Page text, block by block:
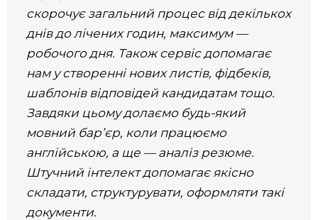
скорочує загальний процес від декількох
днів до лічених годин, максимум —
робочого дня. Також сервіс допомагає
нам у створенні нових листів, фідбеків,
шаблонів відповідей кандидатам тощо.
Завдяки цьому долаємо будь-який
мовний бар’єр, коли працюємо
англійською, а ще — аналіз резюме.
Штучний інтелект допомагає якісно
складати, структурувати, оформляти такі
документи.